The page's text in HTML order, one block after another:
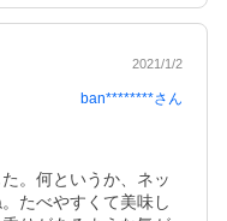
2021/1/2
ban********さん
。何というか、ネッ
たべやすくて美味し